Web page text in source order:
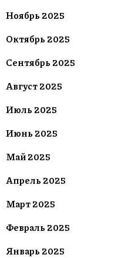
Ноябрь 2025
Октябрь 2025
Сентябрь 2025
Август 2025
Июль 2025
Июнь 2025
Май 2025
Апрель 2025
Март 2025
Февраль 2025
Январь 2025